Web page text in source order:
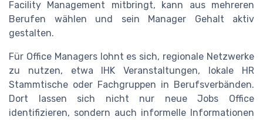
Facility Management mitbringt, kann aus mehreren
Berufen wählen und sein Manager Gehalt aktiv
gestalten.
Für Office Managers lohnt es sich, regionale Netzwerke
zu nutzen, etwa IHK Veranstaltungen, lokale HR
Stammtische oder Fachgruppen in Berufsverbänden.
Dort lassen sich nicht nur neue Jobs Office
identifizieren, sondern auch informelle Informationen